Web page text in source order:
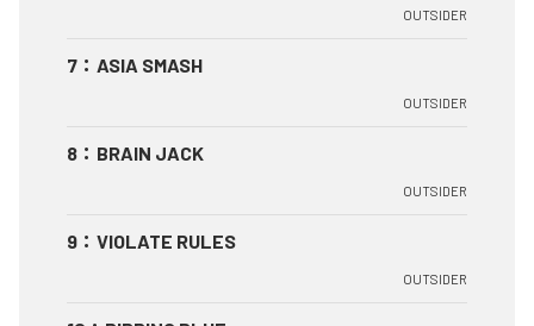
OUTSIDER
7 ： ASIA SMASH
OUTSIDER
8 ： BRAIN JACK
OUTSIDER
9 ： VIOLATE RULES
OUTSIDER